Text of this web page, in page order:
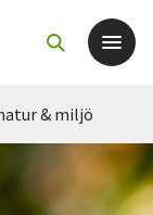
& miljö